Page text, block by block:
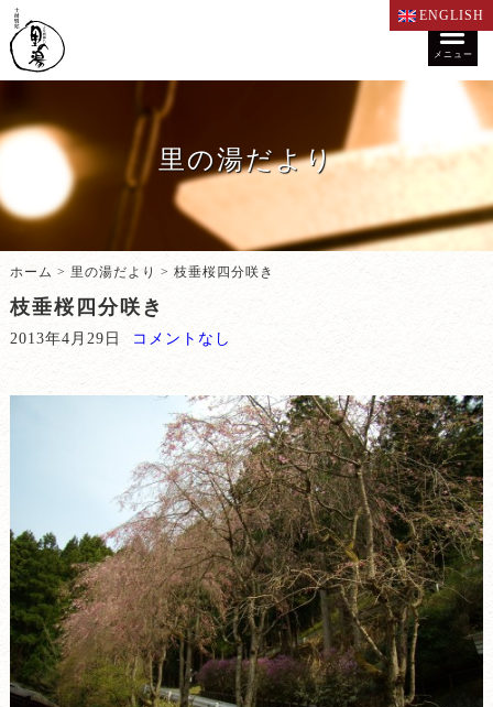
ENGLISH
メニュー
里の湯だより
ホーム > 里の湯だより > 枝垂桜四分咲き
枝垂桜四分咲き
2013年4月29日 コメントなし